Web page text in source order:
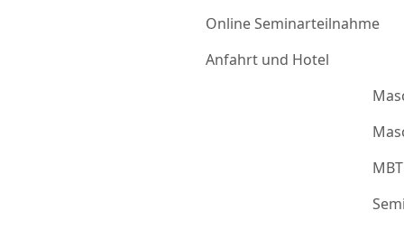
Online Seminarteilnahme
Anfahrt und Hotel